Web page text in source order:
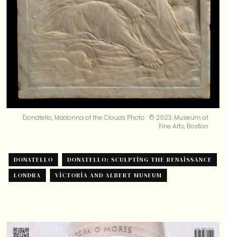
Donatello, Madonna of the Clouds Photo : © 2023. Museum of
Fine Arts, Boston
DONATELLO
DONATELLO: SCULPTING THE RENAISSANCE
LONDRA
VICTORIA AND ALBERT MUSEUM